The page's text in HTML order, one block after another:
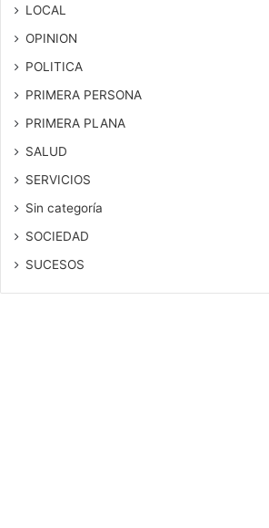
LOCAL
OPINION
POLITICA
PRIMERA PERSONA
PRIMERA PLANA
SALUD
SERVICIOS
Sin categoría
SOCIEDAD
SUCESOS